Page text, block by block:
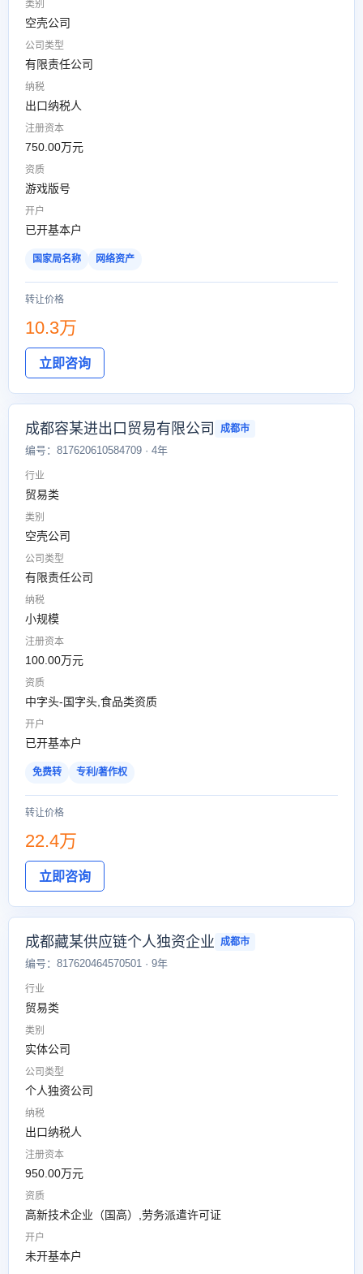
类别
空壳公司
公司类型
有限责任公司
纳税
出口纳税人
注册资本
750.00万元
资质
游戏版号
开户
已开基本户
国家局名称 网络资产
转让价格
10.3万
立即咨询
成都容某进出口贸易有限公司 成都市
编号：817620610584709 · 4年
行业
贸易类
类别
空壳公司
公司类型
有限责任公司
纳税
小规模
注册资本
100.00万元
资质
中字头-国字头,食品类资质
开户
已开基本户
免费转 专利/著作权
转让价格
22.4万
立即咨询
成都藏某供应链个人独资企业 成都市
编号：817620464570501 · 9年
行业
贸易类
类别
实体公司
公司类型
个人独资公司
纳税
出口纳税人
注册资本
950.00万元
资质
高新技术企业（国高）,劳务派遣许可证
开户
未开基本户